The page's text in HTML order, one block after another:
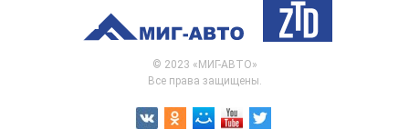
© 2023 «МИГ-АВТО»
Все права защищены.